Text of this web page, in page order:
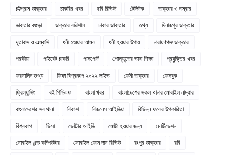
চট্টগ্রাম ডাক্তার
চাকরির খবর ছবি রিভিউ টেলিটক
ডাক্তার ও নাম্বার
ডাক্তার বগুড়া
ডাক্তার বরিশাল ঢাকার ডাক্তার তথ্য
দিনাজপুর ডাক্তার
দূতাবাস ও এম্বাসি
ধনী হওয়ার আমল ধনী হওয়ার উপায়
নারায়ণগঞ্জ ডাক্তার
পরকীয়া
পাইবেট চাকরি পাসপোর্ট পোল্যান্ডের ভাষা শিক্ষা
প্রযুক্তির খবর
ফরমালিন তথ্য
ফিফা বিশ্বকাপ ২০২২ লাইভ ফেনী ডাক্তার
ফেসবুক
ফ্রিল্যান্সিং
বই পিডিএফ বাংলা খবর
বাংলাদেশের সকল থানার মোবাইল নাম্বার
বাংলাদেশের সব থানা
বিকাশ বিজনেস আইডিয়া
বিভিন্ন ফলের উপকারিতা
বিশ্বকাপ
ভিসা ভোটার আইডি মোটা হওয়ার জন্য
মোটিভেশন
মোবাইল এন্ড কম্পিউটার
মোবাইল ফোন দাম রিভিউ রংপুর ডাক্তার
রবি